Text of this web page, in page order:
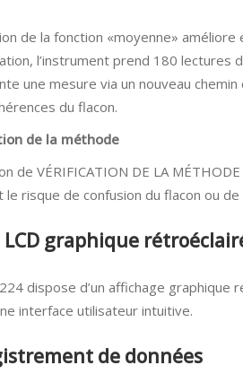
de la fonction «moyenne»
l’instrument prend 180 lectures
une mesure via un nouveau
du flacon.
de la méthode
de VÉRIFICATION DE LA
le risque de confusion du flacon ou
LCD graphique
dispose d’un affichage graphique
interface utilisateur intuitive.
de données